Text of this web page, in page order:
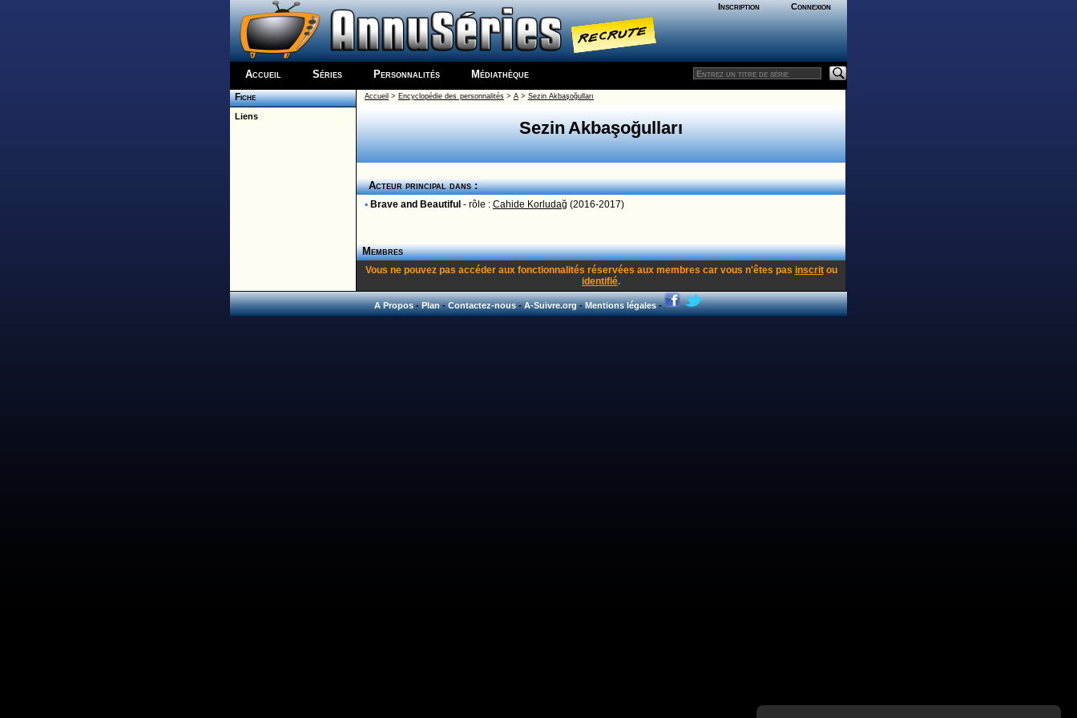
Inscription Connexion
Accueil Séries Personnalités Médiathèque
Fiche
Liens
Accueil > Encyclopédie des personnalités> A> Sezin Akbaşoğulları
Sezin Akbaşoğulları
Acteur principal dans :
• Brave and Beautiful - rôle : Cahide Korludağ (2016-2017)
Membres
Vous ne pouvez pas accéder aux fonctionnalités réservées aux membres car vous n'êtes pas inscritou
identifié.
A Propos-Plan-Contactez-nous-A-Suivre.org-Mentions légales-